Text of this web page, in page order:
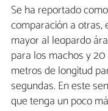
Se ha reportado
comparación a otras,
mayor al leopardo
para los machos y
metros de longitud
segundas. En este
que tenga un poco